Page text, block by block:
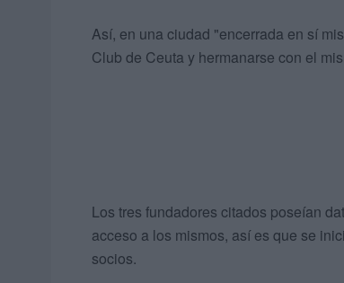
Así, en una ciudad "encerrada en sí
Club de Ceuta y hermanarse con el
Los tres fundadores citados poseían
acceso a los mismos, así es que se
socios.